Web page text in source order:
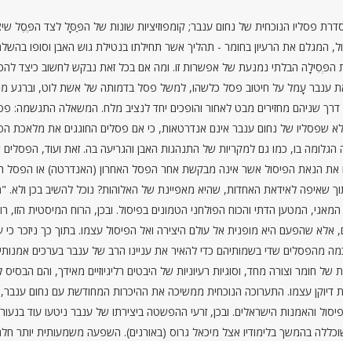
פסליו הנוכחית של נחום ענבר; קומפוזיציות שונות של הפַּסָּל לצד
המגלם את הרעיון בחומר - תהליך אשר תחילתו בנטילת גוש האבן וסופו
הבלתי נמנעת של אפשרות זו. ומה אם בכל זאת נבקש לחשוב כיצד
את ענבר עָמל על חיטוב פסל כלשהו, למשל פסל בדמותה של אשת לוט, וברגע
דרך שניהם מחזירים מבט לאחור והופכים יחד לנציב מלח. המשאלה
שפסליו של נחום ענבר אינם אנדרטאות, כי אם פסלים החוגגים את מלאכת
בו, כמו גם למקריות של התנהגות האבן והגריעה בה. זאת ועוד,
את הנאת הפיסול אשר אינה מבקשת אחר הפסל האחרון (האנדרטה) או הפסל
שאיפה לאידאת האחדות, שהיא מאפיינת של האלוהות? נוכל להשיב בכן
המטען הדתי והכוח הפולחני הטמונים בפיסול. ובכן, הרוח המיסטית הזו,
שהפעם היא מופנית אל עולם היצירה ואל הפיסול עצמו. בתוך כך ניזכר כי
שדי בשמותיהם כדי להאיר את עניינו הרב של ענבר בערכים
חומר וצורה מחד, וסוגיות רעיוניות של היבטים רליגיוזיים מאידך, והם
דיוקן עצמו. התערוכה הנוכחית ממשיכה את ההיכרות המחודשת עם נחום
והאמנות הישראלים. ובכן, זרעי ההפשטה ביצירתו של ענבר ניטעו עוד
בהמשך בלימודיו אצל מיכאל גרוס (באורנים). השפעה משמעותית יותר